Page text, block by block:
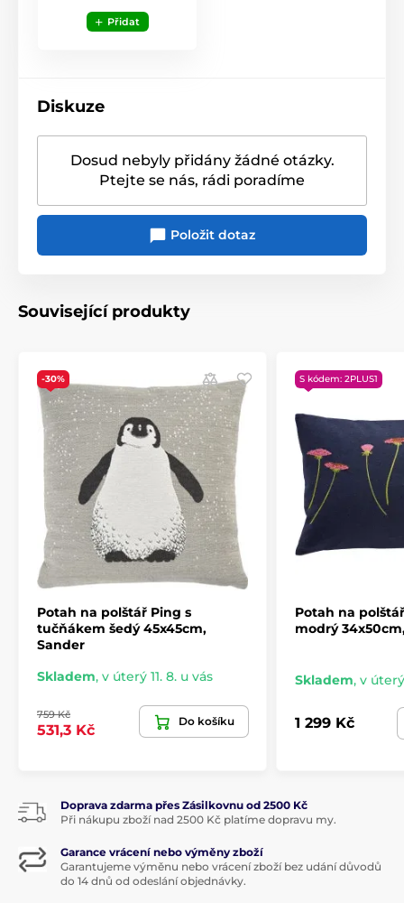
Přidat
Diskuze
Dosud nebyly přidány žádné otázky.
Ptejte se nás, rádi poradíme
Položit dotaz
Související produkty
-30%
Potah na polštář Ping s
tučňákem šedý 45x45cm,
Sander
Skladem, v úterý 11. 8. u vás
759 Kč
531,3 Kč
Do košíku
S kódem: 2PLUS1
Potah na
modrý
Skladem, v úterý
1 299 Kč
Doprava zdarma přes Zásilkovnu od 2500 Kč
Při nákupu zboží nad 2500 Kč platíme dopravu my.
Garance vrácení nebo výměny zboží
Garantujeme výměnu nebo vrácení zboží bez udání důvodů
do 14 dnů od odeslání objednávky.